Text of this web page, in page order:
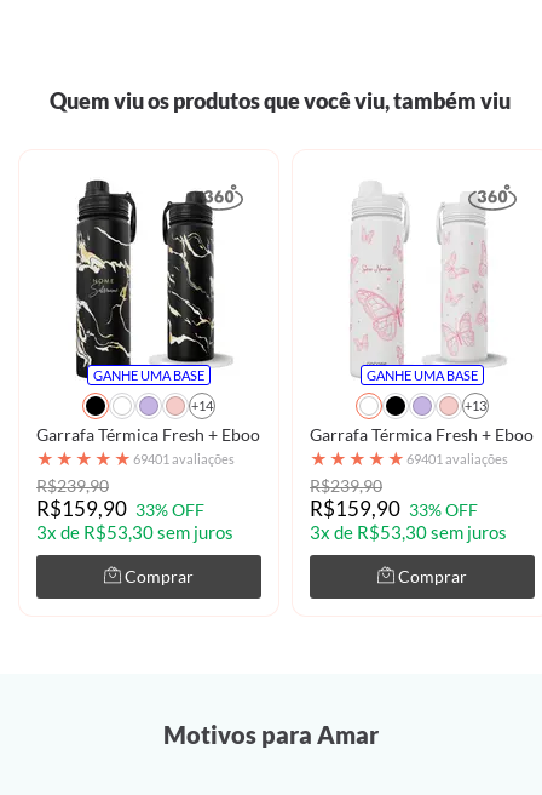
Quem viu os produtos que você viu, também viu
GANHE UMA BASE
+14
Garrafa Térmica Fresh + Ebook - Luxury Gold Marble
★ ★ ★ ★ ★ 69401 avaliações
R$239,90
R$159,90 33% OFF
3x de R$53,30 sem juros
Comprar
GANHE UMA BASE
+13
Garrafa Térmica Fresh +
★ ★ ★ ★ ★ 69401 avaliações
R$239,90
R$159,90 33% OFF
3x de R$53,30 sem juros
Comprar
Motivos para Amar